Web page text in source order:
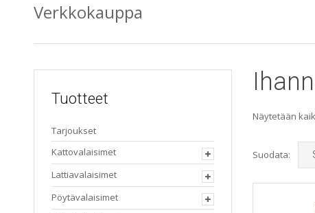
Verkkokauppa
Näytetään
Suodata:
Tuotteet
Tarjoukset
Kattovalaisimet
Lattiavalaisimet
Pöytävalaisimet